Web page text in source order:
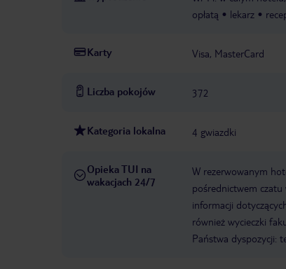
opłatą
lekarz
Karty Visa, MasterCard
Liczba pokojów 372
Kategoria lokalna 4 gwiazdki
Opieka TUI na
wakacjach 24/7
W rezerwowanym
pośrednictwem
informacji
również wycieczki
Państwa dyspozycji: